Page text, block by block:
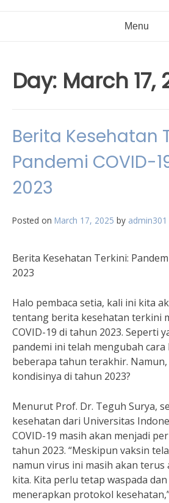
Menu
Day: March 17,
Berita Kesehatan
Pandemi COVID-
2023
Posted on March 17, 2025 by admin301
Berita Kesehatan Terkini:
2023
Halo pembaca setia, kali ini kita
tentang berita kesehatan terkini
COVID-19 di tahun 2023. Seperti
pandemi ini telah mengubah
beberapa tahun terakhir.
kondisinya di tahun 2023?
Menurut Prof. Dr. Teguh Surya,
kesehatan dari Universitas
COVID-19 masih akan menjadi
tahun 2023. “Meskipun vaksin
namun virus ini masih akan terus
kita. Kita perlu tetap waspada
menerapkan protokol